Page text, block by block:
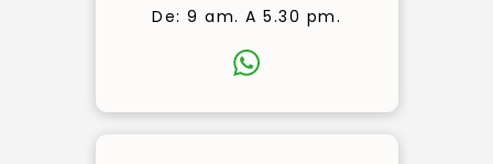
De: 9 am. A 5.30 pm.